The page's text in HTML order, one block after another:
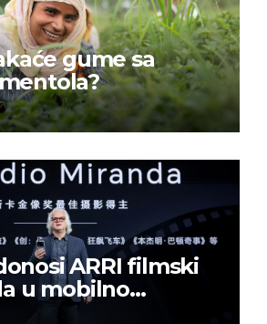
gume sa
ARRI filmski
u mobilno
sadržaja